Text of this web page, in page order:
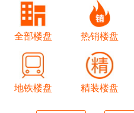
全部楼盘 热销楼盘
地铁楼盘 精装楼盘